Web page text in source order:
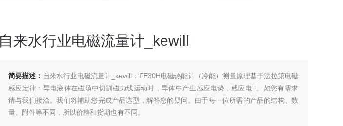
自来水行业电磁流量计_kewill
简要描述： 自来水行业电磁流量计_kewill：FE30H电磁热能计（冷能）测量原理基于法拉第电磁
感应定律：导电液体在磁场中切割磁力线运动时，导体中产生感应电势，感应电E。如您有需求
请与我们接洽。我们将辅助您完成产品选型，解答您的疑问。由于每一位所需的产品的结构、数
量、附件等不同，所以价格和货期也有不同。